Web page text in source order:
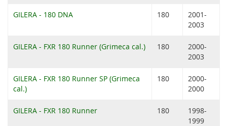
GILERA - 180 DNA 180
2001-
2003
GILERA - FXR 180 Runner (Grimeca cal.) 180
2000-
2003
GILERA - FXR 180 Runner SP (Grimeca
cal.)
180
2000-
2000
GILERA - FXR 180 Runner 180
1998-
1999